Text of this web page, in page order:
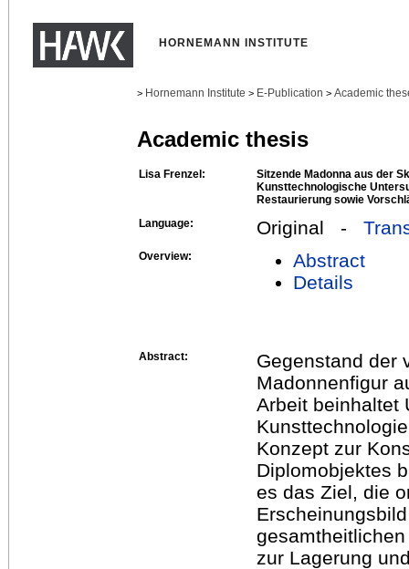
HORNEMANN INSTITUTE
> Hornemann Institute > E-Publication > Academic
Academic thesis
Lisa Frenzel:
Sitzende Madonna aus der
Kunsttechnologische
Restaurierung sowie
Language:
Original -
Overview:
Abstract
Details
Abstract:
Gegenstand der
Madonnenfigur
Arbeit beinhaltet
Konzept zur
Diplomobjektes
es das Ziel, die
zur Lagerung